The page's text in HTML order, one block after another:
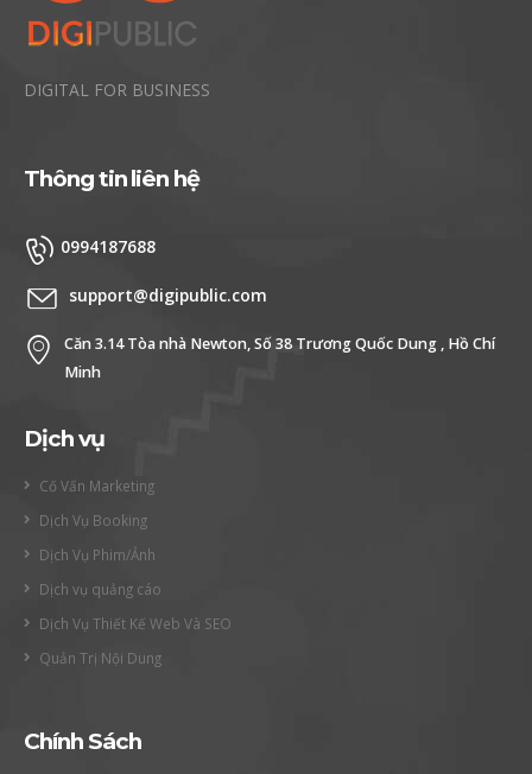
DIGITAL FOR BUSINESS
Thông tin liên hệ
0994187688
support@digipublic.com
Căn 3.14 Tòa nhà Newton, Số 38 Trương Quốc Dung , Hồ Chí
Minh
Dịch vụ
Cố Vấn Marketing
Dịch Vụ Booking
Dịch Vụ Phim/Ảnh
Dịch vụ quảng cáo
Dịch Vụ Thiết Kế Web Và SEO
Quản Trị Nội Dung
Chính Sách